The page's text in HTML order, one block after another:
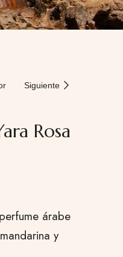
Siguiente
Rosa
árabe
y